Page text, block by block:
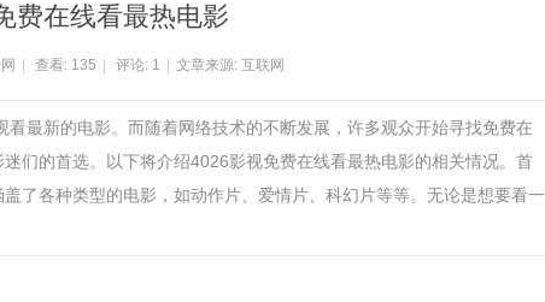
费在线看最热电影
查看: 135 评论: 1 文章来源: 互联网
最新的电影。而随着网络技术的不断发展，许多观众开始寻找免费在
们的首选。以下将介绍4026影视免费在线看最热电影的相关情况。首
了各种类型的电影，如动作片、爱情片、科幻片等等。无论是想要看一